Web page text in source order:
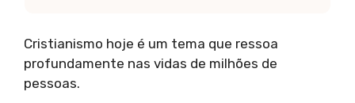
Cristianismo hoje é um tema que ressoa
profundamente nas vidas de milhões de
pessoas.